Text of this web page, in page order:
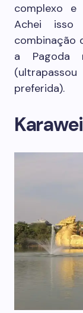
complexo e
Achei isso
combinação
a Pagoda
preferida).